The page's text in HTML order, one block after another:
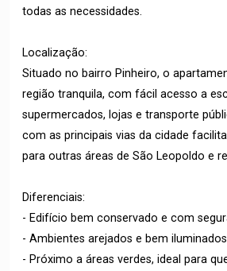
todas as necessidades.
Localização:
Situado no bairro Pinheiro, o
região tranquila, com fácil acesso a
supermercados, lojas e transporte
com as principais vias da cidade
para outras áreas de São Leopoldo e
Diferenciais:
- Edifício bem conservado e com
- Ambientes arejados e bem
- Próximo a áreas verdes, ideal para